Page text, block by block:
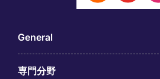
General
専門分野